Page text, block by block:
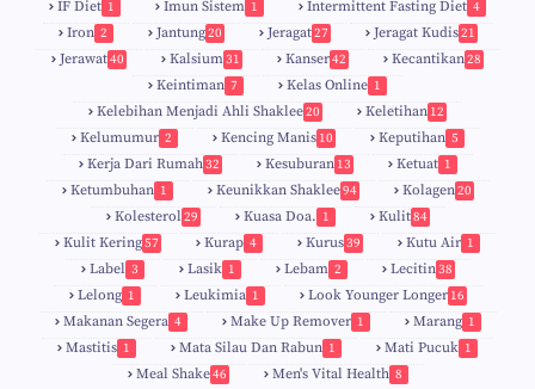
IF Diet 1 Imun Sistem 1 Intermittent Fasting Diet 4
Iron 2 Jantung20 Jeragat27 Jeragat Kudis21
Jerawat40 Kalsium31 Kanser42 Kecantikan28
Keintiman 7 Kelas Online 1
Kelebihan Menjadi Ahli Shaklee20 Keletihan 12
Kelumumur 2 Kencing Manis 10 Keputihan 5
Kerja Dari Rumah32 Kesuburan 13 Ketuat 1
Ketumbuhan 1 Keunikkan Shaklee94 Kolagen20
Kolesterol29 Kuasa Doa. 1 Kulit84
Kulit Kering57 Kurap 4 Kurus39 Kutu Air 1
Label 3 Lasik 1 Lebam 2 Lecitin38
Lelong 1 Leukimia 1 Look Younger Longer 16
Makanan Segera 4 Make Up Remover 1 Marang 1
Mastitis 1 Mata Silau Dan Rabun 1 Mati Pucuk 1
Meal Shake46 Men's Vital Health 8